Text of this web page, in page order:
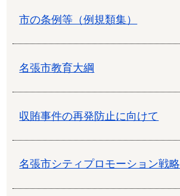
市の条例等（例規類集）
名張市教育大綱
収賄事件の再発防止に向けて
名張市シティプロモーション戦略